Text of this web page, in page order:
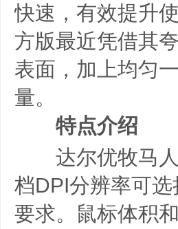
快速，有效提升
方版最近凭借其
表面，加上均匀
量。
特点介绍
达尔优牧马人
档DPI分辨率可
要求。鼠标体积